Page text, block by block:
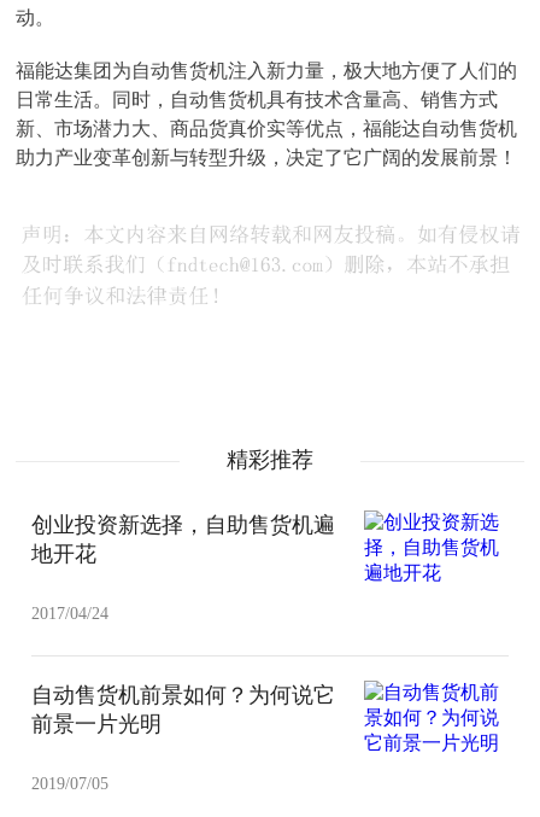
动。
福能达集团为自动售货机注入新力量，极大地方便了人们的
日常生活。同时，自动售货机具有技术含量高、销售方式
新、市场潜力大、商品货真价实等优点，福能达自动售货机
助力产业变革创新与转型升级，决定了它广阔的发展前景！
精彩推荐
创业投资新选择，自助售货机遍
地开花
2017/04/24
自动售货机前景如何？为何说它
前景一片光明
2019/07/05